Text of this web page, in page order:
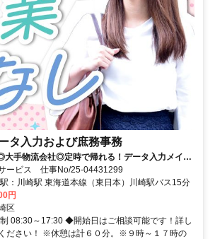
タ入力および庶務事務
大手物流会社◎定時で帰れる！データ入力メイ
ービス 仕事No/25-04431299
交通アクセス 最寄駅：川崎駅 東海道本線（東日本）川崎駅バス15分
円
区
08:30～17:30 ◆開始日はご相談可能です！詳し
ださい！ ※休憩は計６０分。※９時～１７時の